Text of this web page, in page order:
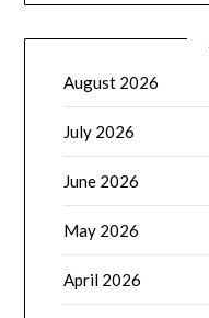
August 2026
July 2026
June 2026
May 2026
April 2026